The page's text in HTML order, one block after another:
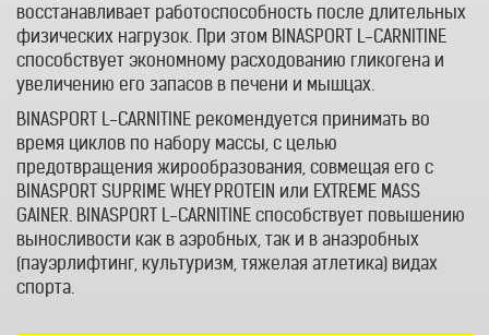
восстанавливает работоспособность после длительных
физических нагрузок. При этом BINASPORT L-CARNITINE
способствует экономному расходованию гликогена и
увеличению его запасов в печени и мышцах.
BINASPORT L-CARNITINE рекомендуется принимать во
время циклов по набору массы, с целью
предотвращения жирообразования, совмещая его с
BINASPORT SUPRIME WHEY PROTEIN или EXTREME MASS
GAINER. BINASPORT L-CARNITINE способствует повышению
выносливости как в аэробных, так и в анаэробных
(пауэрлифтинг, культуризм, тяжелая атлетика) видах
спорта.